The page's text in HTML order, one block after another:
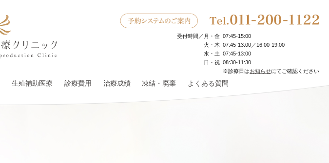
生殖補助医療 診療費用 治療成績 凍結・廃棄 よくある質問
受付時間／ 月・金 07:45‐15:00
火・木 07:45‐13:00／16:00-19:00
水・土 07:45‐13:00
日・祝 08:30‐11:30
※診療日はお知らせにてご確認ください